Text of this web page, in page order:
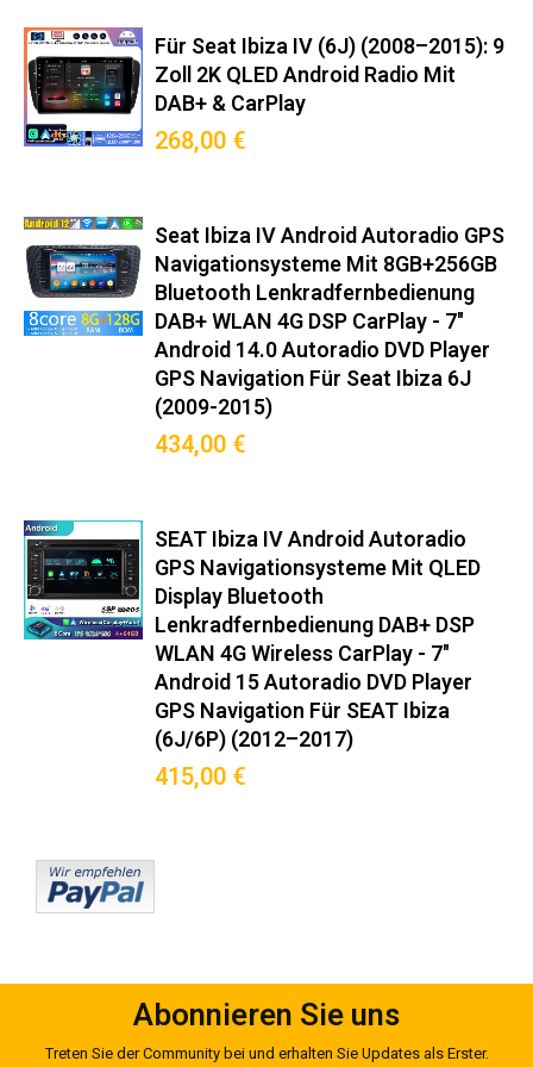
Hochwertige Integration für Ihr
Fahrzeug und volle
Systemkompatibilität.
Integrierter CANBUS-Decoder für Bordcomputer-Anzeige
Mitgelieferter Montagerahmen in Wagenfarbe
Keine Modifikationen am Armaturenbrett nötig
Premium-Funktionen
Wireless Android Auto™/CarPlay™ (5GHz WiFi)
DAB+ Radio mit RDS-TMC Verkehrsinfos
360° Kamera-Support (Max. 4 Kameras)
Sprachsteuerung via Google Assistant/Siri
Hintergrundprozess-Management für stabile Navigation
Perfekte Lösung für:
Nachrüstung veralteter Fabrikradios
Navigation ohne Smartphone-Halterung
Musikstreaming mit DAB+-Empfang
Rückfahrkamera-Integration (optional)
OBD2-Datenanzeige im Dashboard
Vorteilsvergleich
Gegenüber Originalradio:
✓ 12 Monate längere Softwareunterstützung
Für Seat Ibiza IV (6J) (2008–2015): 9
Zoll 2K QLED Android Radio Mit
DAB+ & CarPlay
268,00 €
Seat Ibiza IV Android Autoradio GPS
Navigationsysteme Mit 8GB+256GB
Bluetooth Lenkradfernbedienung
DAB+ WLAN 4G DSP CarPlay - 7"
Android 14.0 Autoradio DVD Player
GPS Navigation Für Seat Ibiza 6J
(2009-2015)
434,00 €
SEAT Ibiza IV Android Autoradio
GPS Navigationsysteme Mit QLED
Display Bluetooth
Lenkradfernbedienung DAB+ DSP
WLAN 4G Wireless CarPlay - 7"
Android 15 Autoradio DVD Player
GPS Navigation Für SEAT Ibiza
(6J/6P) (2012–2017)
415,00 €
Abonnieren Sie uns
Treten Sie der Community bei und erhalten Sie Updates als Erster.